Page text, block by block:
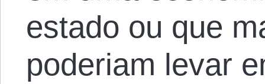
estado ou que
poderiam levar